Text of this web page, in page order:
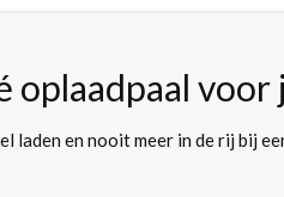
oplaadpaal voor
laden en nooit meer in de rij bij